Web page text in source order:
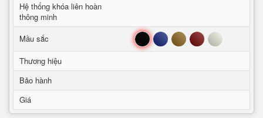
Hệ thống khóa liên hoàn
thông minh
Mầu sắc
Đen Xanh Nâu Đỏ Trắng
Thương hiệu
Bảo hành
Giá